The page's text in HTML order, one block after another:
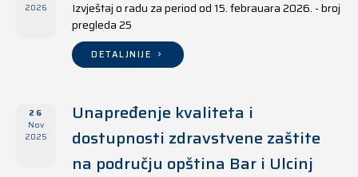
2026
Izvještaj o radu za period od 15. febrauara 2026. - broj
pregleda 25
DETALJNIJE
26
Nov
2025
Unapređenje kvaliteta i
dostupnosti zdravstvene zaštite
na području opština Bar i Ulcinj